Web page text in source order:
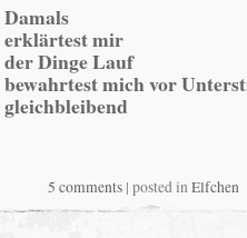
Damals
erklärtest mir
der Dinge Lauf
bewahrtest mich vor
gleichbleibend
5 comments | posted inElfchen